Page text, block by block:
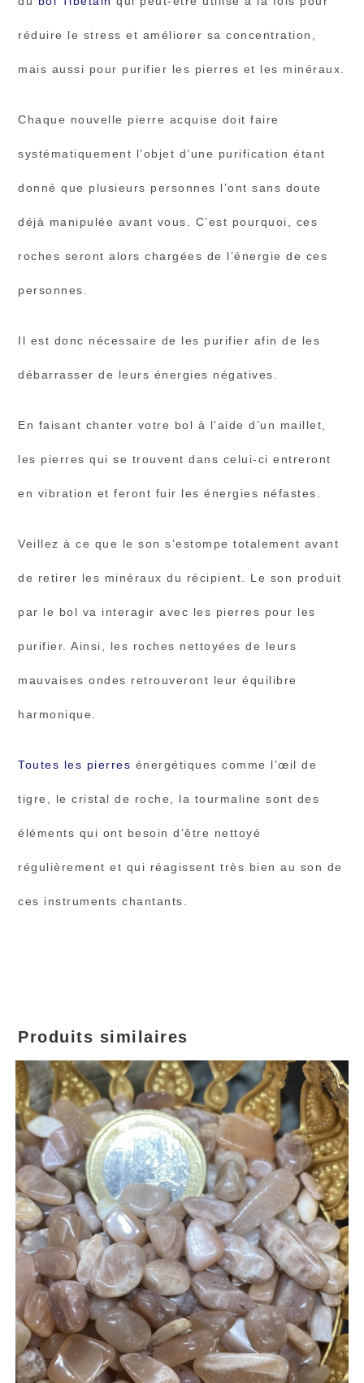
réduire le stress et améliorer sa concentration,
mais aussi pour purifier les pierres et les minéraux.
Chaque nouvelle pierre acquise doit faire
systématiquement l’objet d’une purification étant
donné que plusieurs personnes l’ont sans doute
déjà manipulée avant vous. C’est pourquoi, ces
roches seront alors chargées de l’énergie de ces
personnes.
Il est donc nécessaire de les purifier afin de les
débarrasser de leurs énergies négatives.
En faisant chanter votre bol à l’aide d’un maillet,
les pierres qui se trouvent dans celui-ci entreront
en vibration et feront fuir les énergies néfastes.
Veillez à ce que le son s’estompe totalement avant
de retirer les minéraux du récipient. Le son produit
par le bol va interagir avec les pierres pour les
purifier. Ainsi, les roches nettoyées de leurs
mauvaises ondes retrouveront leur équilibre
harmonique.
Toutes les pierres énergétiques comme l’œil de
tigre, le cristal de roche, la tourmaline sont des
éléments qui ont besoin d’être nettoyé
régulièrement et qui réagissent très bien au son de
ces instruments chantants.
Produits similaires